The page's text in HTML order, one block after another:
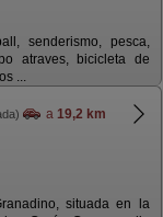
senderismo, pesca,
atraves, bicicleta de
...
a 19,2 km
situada en la